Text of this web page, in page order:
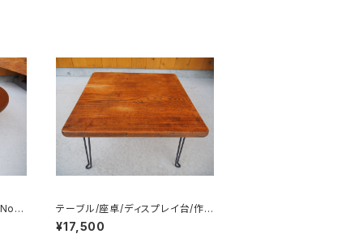
テーブル/座卓/ディスプレイ台/作
業台/折り畳み式/Ｎo.0348
¥17,500